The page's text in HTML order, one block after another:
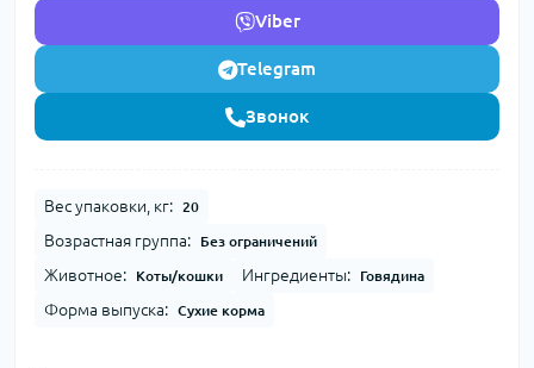
Viber
Telegram
Звонок
Вес упаковки, кг: 20
Возрастная группа: Без ограничений
Животное: Коты/кошки Ингредиенты: Говядина
Форма выпуска: Сухие корма